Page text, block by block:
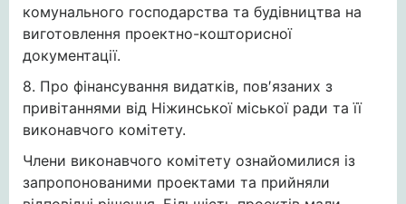
комунального господарства та будівництва на
виготовлення проектно-кошторисної
документації.
8. Про фінансування видатків, пов′язаних з
привітаннями від Ніжинської міської ради та її
виконавчого комітету.
Члени виконавчого комітету ознайомилися із
запропонованими проектами та прийняли